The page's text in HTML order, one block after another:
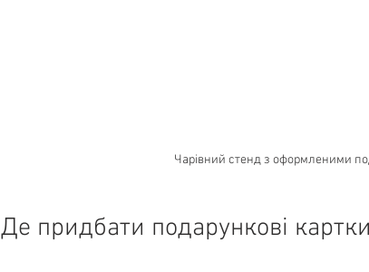
Чарівний стенд з оформленими
Де придбати подарункові картки